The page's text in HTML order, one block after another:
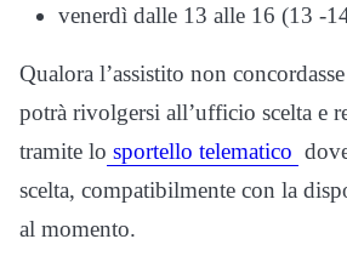
venerdì dalle 13 alle 16 (13 -
Qualora l’assistito non
potrà rivolgersi all’ufficio scelta e
tramite lo sportello telematico
scelta, compatibilmente con la
al momento.